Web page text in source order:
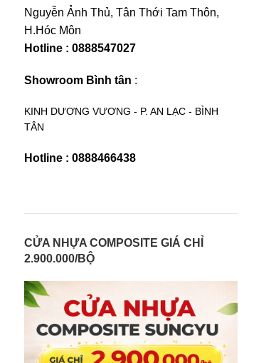
Nguyễn Ảnh Thủ, Tân Thới Tam Thôn,
H.Hóc Môn
Hotline : 0888547027
Showroom Bình tân :
KINH DƯƠNG VƯƠNG - P. AN LẠC - BÌNH
TÂN
Hotline : 0888466438
CỬA NHỰA COMPOSITE GIÁ CHỈ
2.900.000/BỘ